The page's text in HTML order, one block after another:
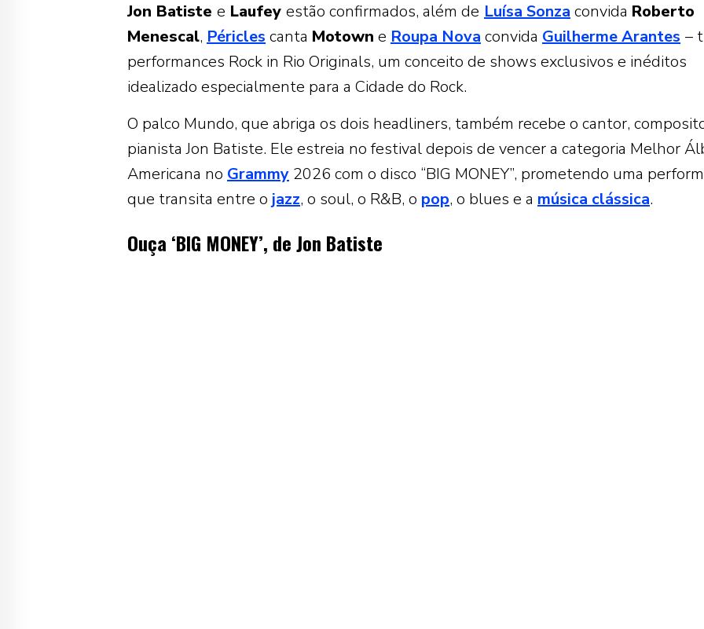
Jon Batiste e Laufey estão confirmados, além de Luísa Sonza convida Roberto
Menescal, Péricles canta Motown e Roupa Nova convida Guilherme Arantes –
performances Rock in Rio Originals, um conceito de shows exclusivos e inéditos
idealizado especialmente para a Cidade do Rock.
O palco Mundo, que abriga os dois headliners, também recebe o cantor,
pianista Jon Batiste. Ele estreia no festival depois de vencer a categoria Melhor
Americana no Grammy 2026 com o disco “BIG MONEY”, prometendo uma
que transita entre o jazz, o soul, o R&B, o pop, o blues e a música clássica.
Ouça ‘BIG MONEY’, de Jon Batiste